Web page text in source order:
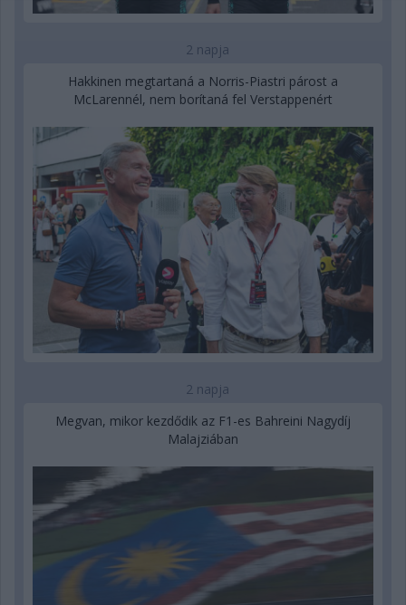
2 napja
Hakkinen megtartaná a Norris-Piastri párost a
McLarennél, nem borítaná fel Verstappenért
2 napja
Megvan, mikor kezdődik az F1-es Bahreini Nagydíj
Malajziában